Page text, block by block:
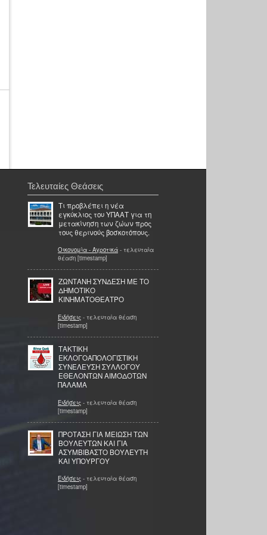
Τελευταίες Θεάσεις
Τι προβλέπει η νέα
εγκύκλιος του ΥΠΑΑΤ για τη
μετακίνηση των ζώων προς
τους θερινούς βοσκοτόπους.
Οικονομία - Αγροτικά - τελευταία
θέαση [timestamp]
ΖΩΝΤΑΝΗ ΣΥΝΔΕΣΗ ΜΕ ΤΟ
ΔΗΜΟΤΙΚΟ
ΚΙΝΗΜΑΤΟΘΕΑΤΡΟ
Ειδήσεις - τελευταία θέαση
[timestamp]
ΤΑΚΤΙΚΗ
ΕΚΛΟΓΟΑΠΟΛΟΓΙΣΤΙΚΗ
ΣΥΝΕΛΕΥΣΗ­­ ΣΥΛΛΟΓΟΥ
ΕΘΕΛΟΝΤΩΝ ΑΙΜΟΔΟΤΩΝ
ΠΑΛΑΜΑ
Ειδήσεις - τελευταία θέαση
[timestamp]
ΠΡΟΤΑΣΗ ΓΙΑ ΜΕΙΩΣΗ ΤΩΝ
ΒΟΥΛΕΥΤΩΝ ΚΑΙ ΓΙΑ
ΑΣΥΜΒΙΒΑΣΤΟ ΒΟΥΛΕΥΤΗ
ΚΑΙ ΥΠΟΥΡΓΟΥ
Ειδήσεις - τελευταία θέαση
[timestamp]